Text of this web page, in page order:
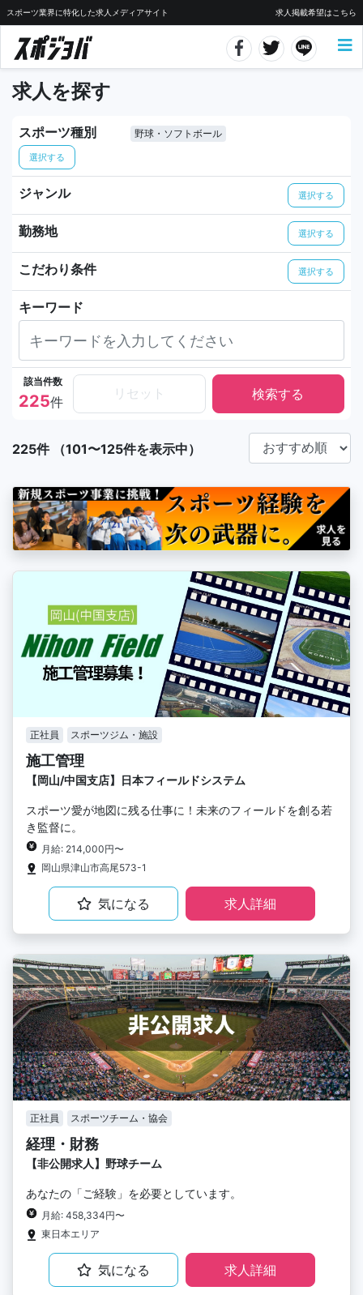
スポーツ業界に特化した求人メディアサイト 求人掲載希望はこちら
求人を探す
スポーツ種別
選択する
野球・ソフトボール
ジャンル 選択する
勤務地 選択する
こだわり条件 選択する
キーワード
該当件数
225件
リセット
225件 （101〜125件を表示中）
正社員 スポーツジム・施設
施工管理
【岡山/中国支店】日本フィールドシステム
スポーツ愛が地図に残る仕事に！未来のフィールドを創る若
き監督に。
月給: 214,000円〜
岡山県津山市高尾573-1
気になる 求人詳細
正社員 スポーツチーム・協会
経理・財務
【非公開求人】野球チーム
あなたの「ご経験」を必要としています。
月給: 458,334円〜
東日本エリア
気になる 求人詳細